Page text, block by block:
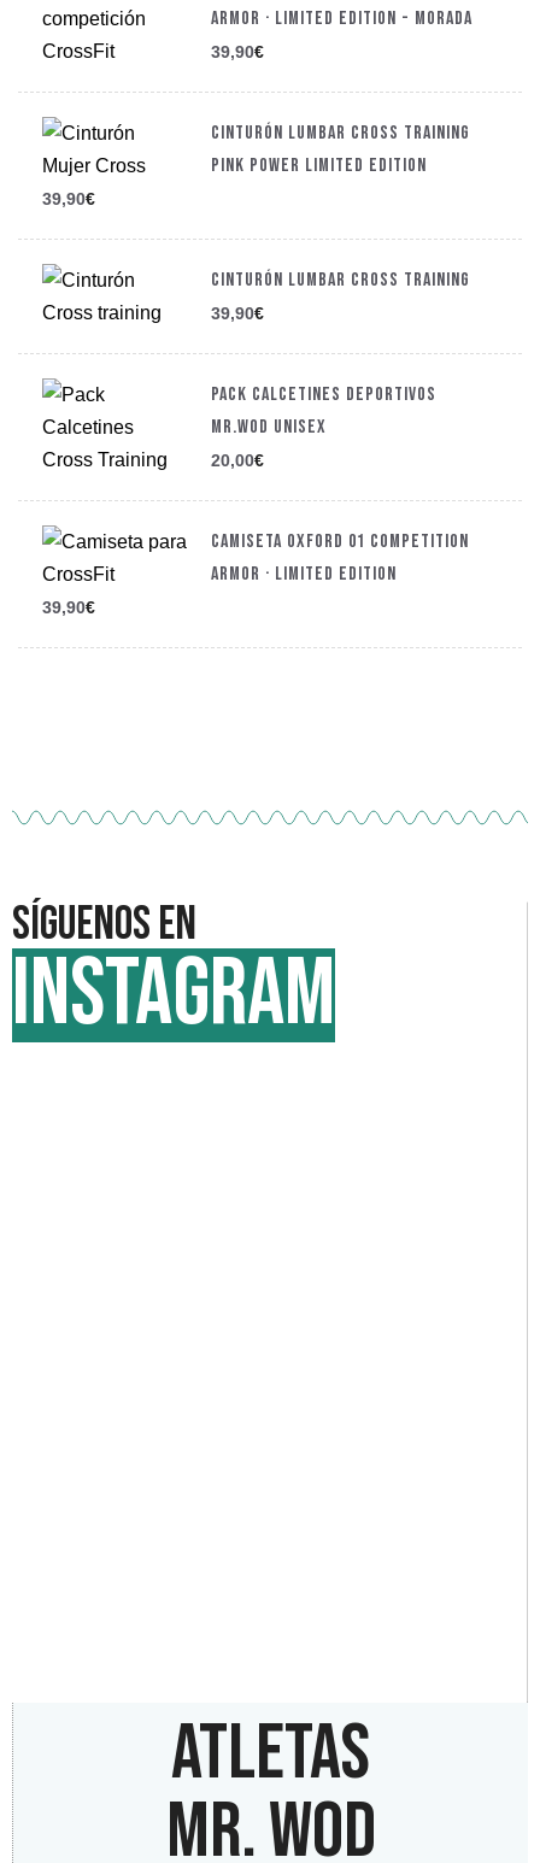
ARMOR · LIMITED EDITION - MORADA
39,90€
CINTURÓN LUMBAR CROSS TRAINING
PINK POWER LIMITED EDITION
39,90€
CINTURÓN LUMBAR CROSS TRAINING
39,90€
PACK CALCETINES DEPORTIVOS
MR.WOD UNISEX
20,00€
CAMISETA OXFORD 01 COMPETITION
ARMOR · LIMITED EDITION
39,90€
Síguenos en
INSTAGRAM
ATLETAS
MR. WOD